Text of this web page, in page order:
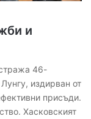
и
46-
издирван от
присъди.
Хасковският